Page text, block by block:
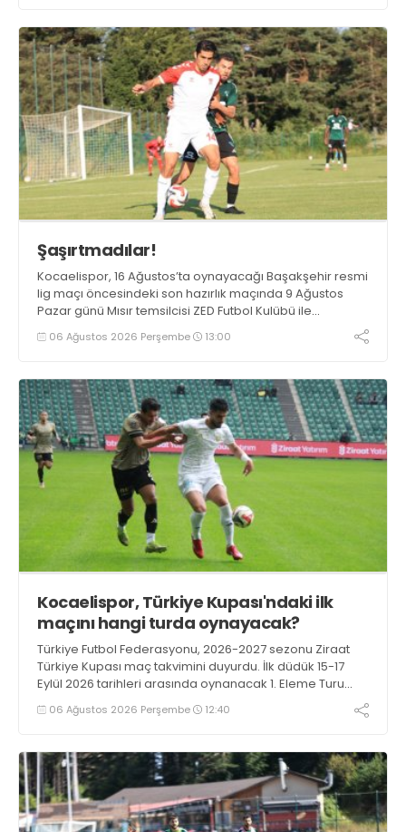
Şaşırtmadılar!
Kocaelispor, 16 Ağustos’ta oynayacağı Başakşehir resmi
lig maçı öncesindeki son hazırlık maçında 9 Ağustos
Pazar günü Mısır temsilcisi ZED Futbol Kulübü ile
karşılaşacak.
06 Ağustos 2026 Perşembe 13:00
Kocaelispor, Türkiye Kupası'ndaki ilk
maçını hangi turda oynayacak?
Türkiye Futbol Federasyonu, 2026-2027 sezonu Ziraat
Türkiye Kupası maç takvimini duyurdu. İlk düdük 15-17
Eylül 2026 tarihleri arasında oynanacak 1. Eleme Turu
karşılaşmalarıyla çalacak.
06 Ağustos 2026 Perşembe 12:40